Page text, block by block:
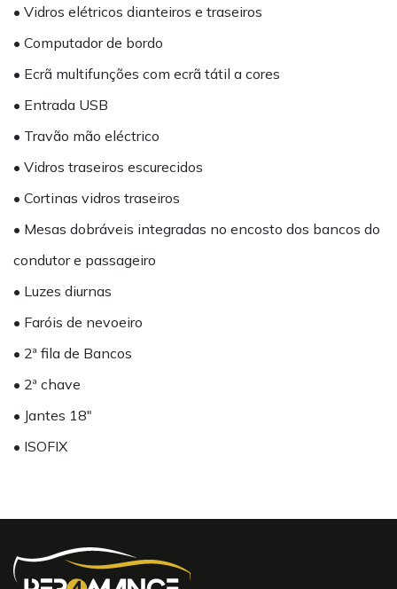
• Vidros elétricos dianteiros e traseiros
• Computador de bordo
• Ecrã multifunções com ecrã tátil a cores
• Entrada USB
• Travão mão eléctrico
• Vidros traseiros escurecidos
• Cortinas vidros traseiros
• Mesas dobráveis integradas no encosto dos bancos do
condutor e passageiro
• Luzes diurnas
• Faróis de nevoeiro
• 2ª fila de Bancos
• 2ª chave
• Jantes 18"
• ISOFIX